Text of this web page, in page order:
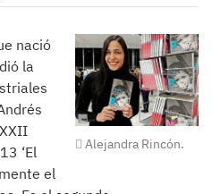
Alejandra Rincón.
nació
la
‘El
el